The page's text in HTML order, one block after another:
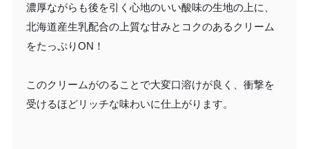
濃厚ながらも後を引く心地のいい酸味の生地の上に、
北海道産生乳配合の上質な甘みとコクのあるクリーム
をたっぷりON！
このクリームがのることで大変口溶けが良く、衝撃を
受けるほどリッチな味わいに仕上がります。